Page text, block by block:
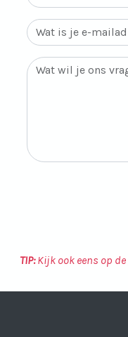
TIP:Kijk ook eens op de